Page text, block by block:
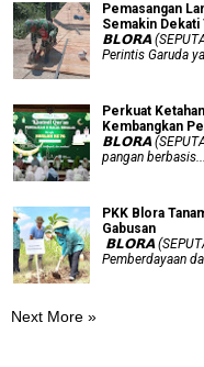
Pemasangan
Semakin Dekati
𝗕𝗟𝗢𝗥𝗔
Perintis Garuda
​Perkuat
Kembangkan
𝗕𝗟𝗢𝗥𝗔
pangan berbasis...
PKK Blora
Gabusan
𝗕𝗟𝗢𝗥𝗔
Pemberdayaan
Next More »